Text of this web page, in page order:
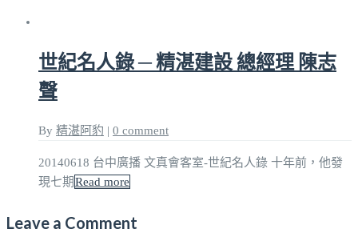
世紀名人錄 ─ 精湛建設 總經理 陳志
聲
By 精湛阿豹 | 0 comment
20140618 台中廣播 文真會客室-世紀名人錄 十年前，他發
現七期Read more
Leave a Comment